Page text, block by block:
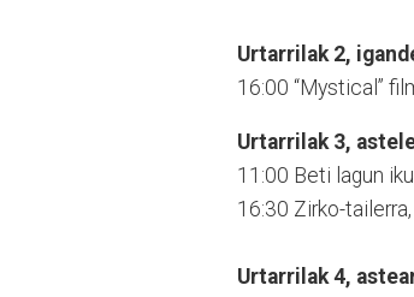
Urtarrilak 2,
16:00 “Mystical”
Urtarrilak 3,
11:00 Beti lagun
16:30 Zirko-
Urtarrilak 4,